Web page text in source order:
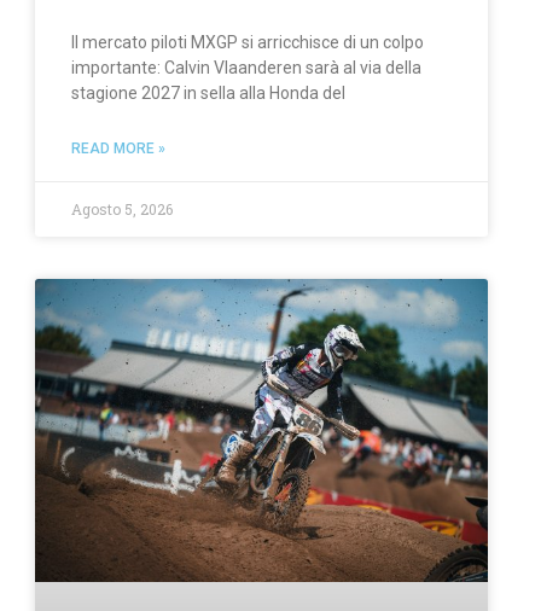
Il mercato piloti MXGP si arricchisce di un colpo
importante: Calvin Vlaanderen sarà al via della
stagione 2027 in sella alla Honda del
READ MORE »
Agosto 5, 2026